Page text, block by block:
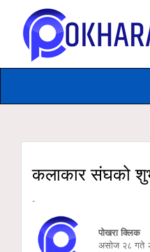
कलाकार संघको
-
पोखरा क्लिक
असाेज २८ गते